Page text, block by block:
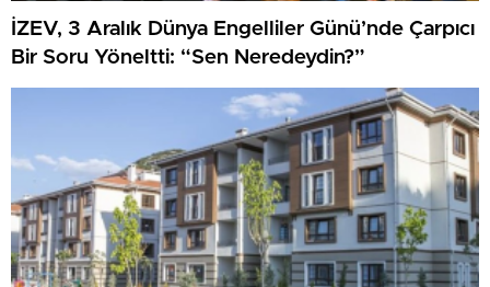
İZEV, 3 Aralık Dünya Engelliler Günü’nde Çarpıcı
Bir Soru Yöneltti: “Sen Neredeydin?”